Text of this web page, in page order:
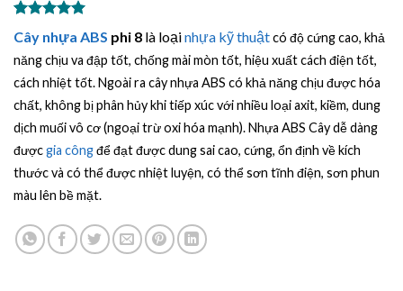
dựa trên
đánh giá
Cây nhựa ABS phi 8 là loạinhựa kỹ thuậtcó độ cứng cao, khả
năng chịu va đập tốt, chống mài mòn tốt, hiệu xuất cách điện tốt,
cách nhiệt tốt. Ngoài ra cây nhựa ABS có khả năng chịu được hóa
chất, không bị phân hủy khi tiếp xúc với nhiều loại axit, kiềm, dung
dịch muối vô cơ (ngoại trừ oxi hóa mạnh). Nhựa ABS Cây dễ dàng
đượcgia côngđể đạt được dung sai cao, cứng, ổn định về kích
thước và có thể được nhiệt luyện, có thể sơn tĩnh điện, sơn phun
màu lên bề mặt.